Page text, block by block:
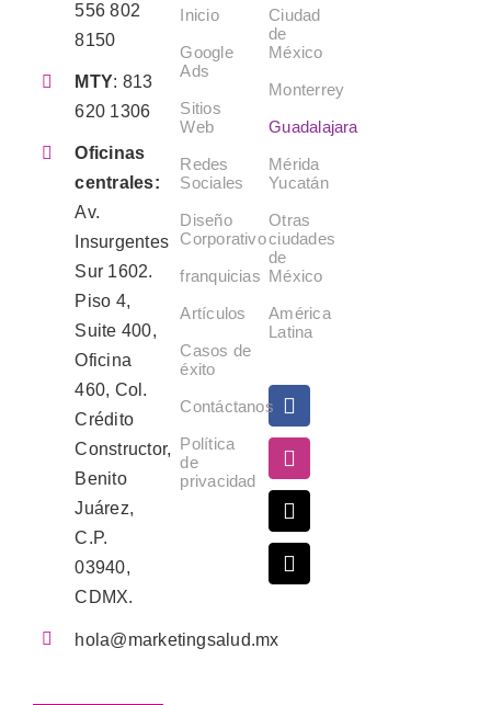
556 802
8150
MTY: 813
620 1306
Oficinas
centrales:
Av.
Insurgentes
Sur 1602.
Piso 4,
Suite 400,
Oficina
460, Col.
Crédito
Constructor,
Benito
Juárez,
C.P.
03940,
CDMX.
hola@marketingsalud.mx
Inicio
Google
Ads
Sitios
Web
Redes
Sociales
Diseño
Corporativo
franquicias
Artículos
Casos de
éxito
Contáctanos
Política
de
privacidad
Ciudad
de
México
Monterrey
Guadalajara
Mérida
Yucatán
Otras
ciudades
de
México
América
Latina